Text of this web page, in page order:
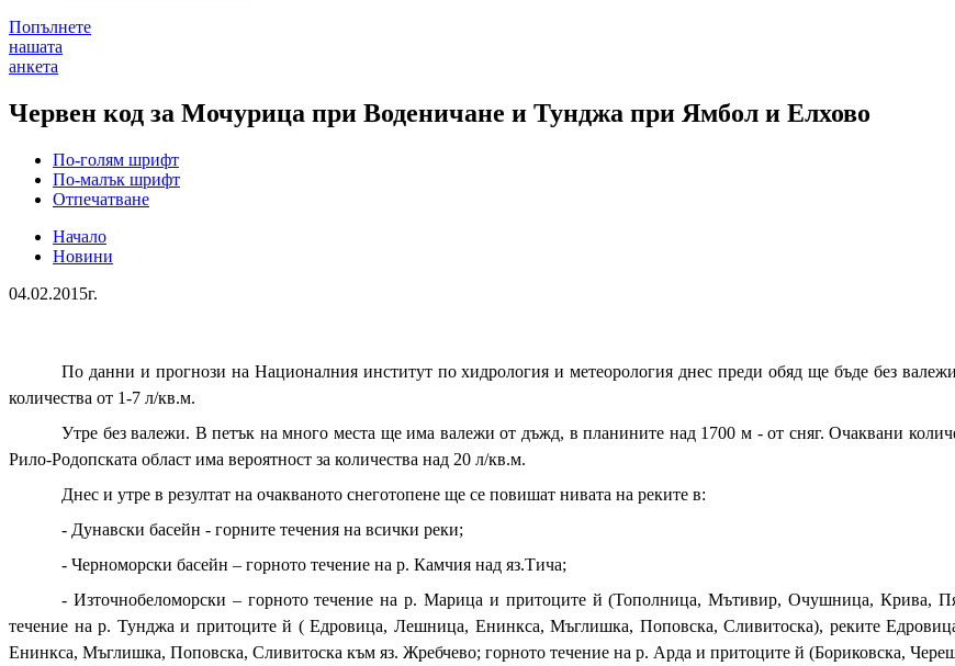
Попълнете
нашата
анкета
Червен код за Мочурица при Воденичане и Тунджа при Ямбол и Елхово
По-голям шрифт
По-малък шрифт
Отпечатване
Начало
Новини
04.02.2015г.
По данни и прогнози на Националния институт по хидрология и метеорология днес преди обяд ще бъде без
количества от 1-7 л/кв.м.
Утре без валежи. В петък на много места ще има валежи от дъжд, в планините над 1700 м - от сняг. Очаквани
Рило-Родопската област има вероятност за количества над 20 л/кв.м.
Днес и утре в резултат на очакваното снеготопене ще се повишат нивата на реките в:
- Дунавски басейн - горните течения на всички реки;
- Черноморски басейн – горното течение на р. Камчия над яз.Тича;
- Източнобеломорски – горното течение на р. Марица и притоците й (Тополница, Мътивир, Очушница, Крива,
течение на р. Тунджа и притоците й ( Едровица, Лешница, Енинкса, Мъглишка, Поповска, Сливитоска), реките
Енинкса, Мъглишка, Поповска, Сливитоска към яз. Жребчево; горното течение на р. Арда и притоците й (Бориковска,